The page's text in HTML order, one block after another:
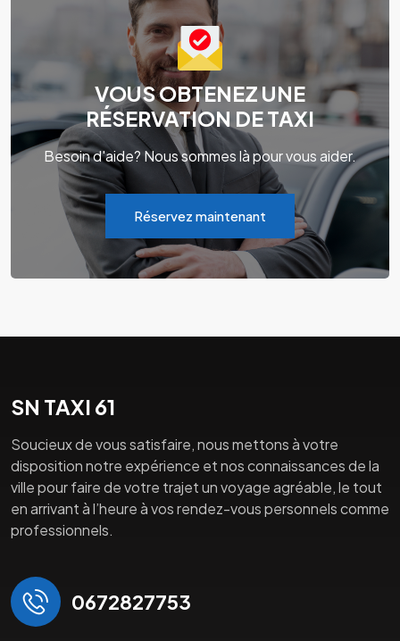
VOUS OBTENEZ UNE
RÉSERVATION DE TAXI
Besoin d'aide? Nous sommes là pour vous aider.
Réservez maintenant
SN TAXI 61
Soucieux de vous satisfaire, nous mettons à votre
disposition notre expérience et nos connaissances de la
ville pour faire de votre trajet un voyage agréable, le tout
en arrivant à l’heure à vos rendez-vous personnels comme
professionnels.
0672827753